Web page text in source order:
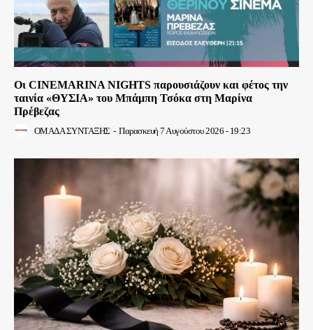
Οι CINEMARINA NIGHTS παρουσιάζουν και φέτος την
ταινία «ΘΥΣΙΑ» του Μπάμπη Τσόκα στη Μαρίνα
Πρέβεζας
ΟΜΑΔΑ ΣΥΝΤΑΞΗΣ - Παρασκευή 7 Αυγούστου 2026 - 19:23